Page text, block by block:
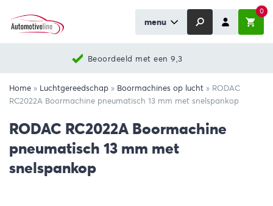
menu
0
Beoordeeld met een 9,3
Home » Luchtgereedschap » Boormachines op lucht » RODAC
RC2022A Boormachine pneumatisch 13 mm met snelspankop
RODAC RC2022A Boormachine
pneumatisch 13 mm met
snelspankop